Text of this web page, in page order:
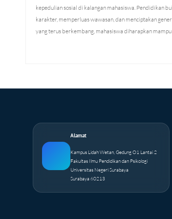
kepedulian sosial di kalangan mahasiswa. Pendidikan
karakter, memperluas wawasan, dan menciptakan
yang terus berkembang, mahasiswa diharapkan
Alamat
Kampus Lidah Wetan, Gedung O1 Lantai 2
Fakultas Ilmu Pendidikan dan Psikologi
Universitas Negeri Surabaya
Surabaya 60213